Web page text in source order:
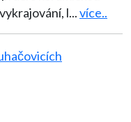
l...více..